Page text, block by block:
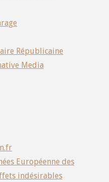
Républicaine
Media
Européenne des
indésirables